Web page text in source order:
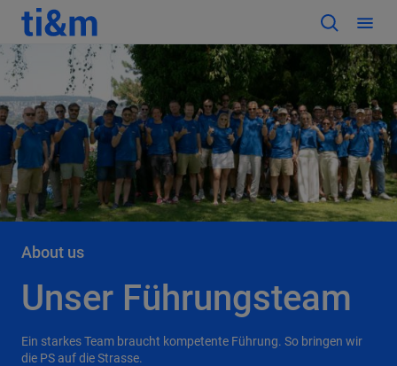
About us
Unser Führungsteam
Ein starkes Team braucht kompetente Führung. So bringen wir
die PS auf die Strasse.